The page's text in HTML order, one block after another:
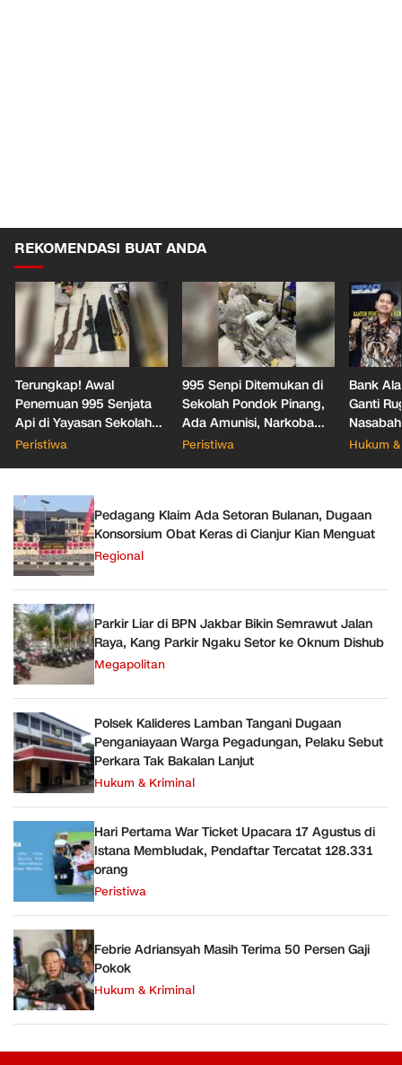
REKOMENDASI BUAT ANDA
Terungkap! Awal
Penemuan 995 Senjata
Api di Yayasan Sekolah
Jaksel
Peristiwa
995 Senpi Ditemukan di
Sekolah Pondok Pinang,
Ada Amunisi, Narkoba
hingga Dugaan Bunker
Peristiwa
Bank
Ganti
Office
Hukum
Pedagang Klaim Ada Setoran Bulanan, Dugaan
Konsorsium Obat Keras di Cianjur Kian Menguat
Regional
Parkir Liar di BPN Jakbar Bikin Semrawut Jalan
Raya, Kang Parkir Ngaku Setor ke Oknum Dishub
Megapolitan
Polsek Kalideres Lamban Tangani Dugaan
Penganiayaan Warga Pegadungan, Pelaku Sebut
Perkara Tak Bakalan Lanjut
Hukum & Kriminal
Hari Pertama War Ticket Upacara 17 Agustus di
Istana Membludak, Pendaftar Tercatat 128.331
orang
Peristiwa
Febrie Adriansyah Masih Terima 50 Persen Gaji
Pokok
Hukum & Kriminal